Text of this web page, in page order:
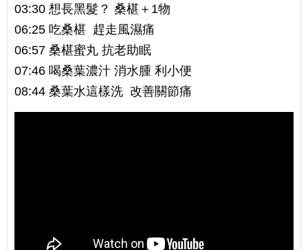
03:30 想長黑髮？ 桑椹＋1物
06:25 吃桑椹 趕走風濕痛
06:57 桑椹蜜丸 抗老助眠
07:46 喝桑葉濃汁 消水腫 利小便
08:44 桑葉水這樣洗 改善關節痛